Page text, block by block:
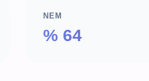
NEM
% 64